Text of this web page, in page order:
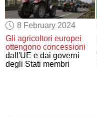
8 February 2024
Gli agricoltori europei
ottengono concessioni
dall'UE e dai governi
degli Stati membri